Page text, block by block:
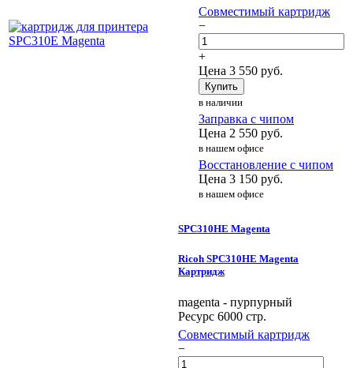
Совместимый картридж
−
+
Цена 3 550 руб.
Купить
в наличии
Заправка с чипом
Цена 2 550 руб.
в нашем офисе
Восстановление с чипом
Цена 3 150 руб.
в нашем офисе
SPC310HE Magenta
Ricoh SPC310HE Magenta
Картридж
magenta - пурпурный
Ресурс 6000 стр.
Совместимый картридж
−